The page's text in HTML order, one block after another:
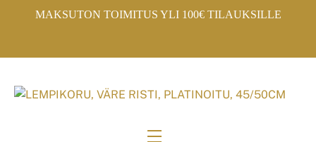
MAKSUTON TOIMITUS YLI 100€ TILAUKSILLE
Menu